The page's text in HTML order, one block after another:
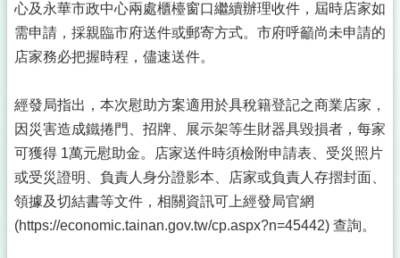
心及永華市政中心兩處櫃檯窗口繼續辦理收件，屆時店家如
需申請，採親臨市府送件或郵寄方式。市府呼籲尚未申請的
店家務必把握時程，儘速送件。
經發局指出，本次慰助方案適用於具稅籍登記之商業店家，
因災害造成鐵捲門、招牌、展示架等生財器具毀損者，每家
可獲得 1萬元慰助金。店家送件時須檢附申請表、受災照片
或受災證明、負責人身分證影本、店家或負責人存摺封面、
領據及切結書等文件，相關資訊可上經發局官網
(https://economic.tainan.gov.tw/cp.aspx?n=45442) 查詢。